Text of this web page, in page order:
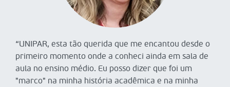
“UNIPAR, esta tão querida que me encantou desde o
primeiro momento onde a conheci ainda em sala de
aula no ensino médio. Eu posso dizer que foi um
"marco" na minha história acadêmica e na minha